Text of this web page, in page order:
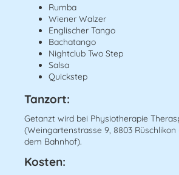
Rumba
Wiener Walzer
Englischer Tango
Bachatango
Nightclub Two Step
Salsa
Quickstep
​Tanzort:
Getanzt wird bei Physiotherapie
(Weingartenstrasse 9, 8803
dem Bahnhof).
​Kosten: